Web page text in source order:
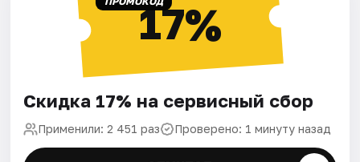
17%
Скидка 17% на сервисный сбор
Применили: 2 451 раз Проверено: 1 минуту назад